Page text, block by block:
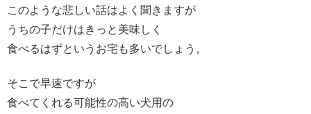
このような悲しい話はよく聞きますが
うちの子だけはきっと美味しく
食べるはずというお宅も多いでしょう。
そこで早速ですが
食べてくれる可能性の高い犬用の